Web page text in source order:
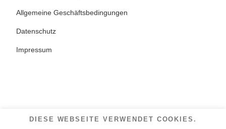
Allgemeine Geschäftsbedingungen
Datenschutz
Impressum
DIESE WEBSEITE VERWENDET COOKIES.